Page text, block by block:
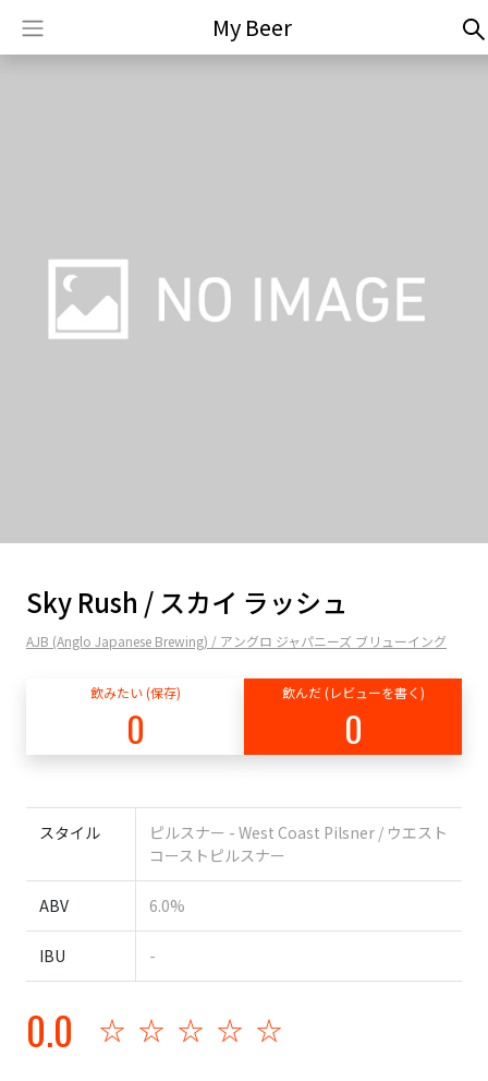
My Beer
Sky Rush / スカイ ラッシュ
AJB (Anglo Japanese Brewing) / アングロ ジャパニーズ ブリューイング
飲みたい (保存)
0
飲んだ (レビューを書く)
0
スタイル
ピルスナー - West Coast Pilsner / ウエスト
コーストピルスナー
ABV 6.0%
IBU -
0.0 ☆☆☆☆☆